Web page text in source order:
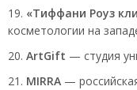
«Тиффани Роуз
косметологии на
ArtGift — студия
MIRRA —